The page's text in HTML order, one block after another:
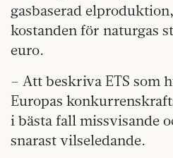
gasbaserad
kostanden för naturgas
euro.
– Att beskriva ETS som
Europas
i bästa fall missvisande
snarast vilseledande.